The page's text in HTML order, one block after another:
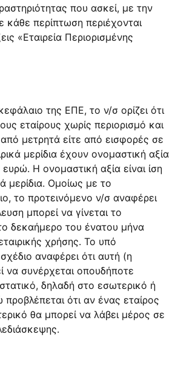
που ασκεί, με την
κάθε περίπτωση περιέχονται
«Εταιρεία Περιορισμένης
της ΕΠΕ, το ν/σ ορίζει ότι
εταίρους χωρίς περιορισμό και
από μετρητά είτε από εισφορές σε
μερίδια έχουν ονομαστική αξία
Η ονομαστική αξία είναι ίση
μερίδια. Ομοίως με το
το προτεινόμενο ν/σ αναφέρει
μπορεί να γίνεται το
δεκαήμερο του ένατου μήνα
χρήσης. Το υπό
αναφέρει ότι αυτή (η
να συνέρχεται οπουδήποτε
δηλαδή στο εσωτερικό ή
ότι αν ένας εταίρος
θα μπορεί να λάβει μέρος σε